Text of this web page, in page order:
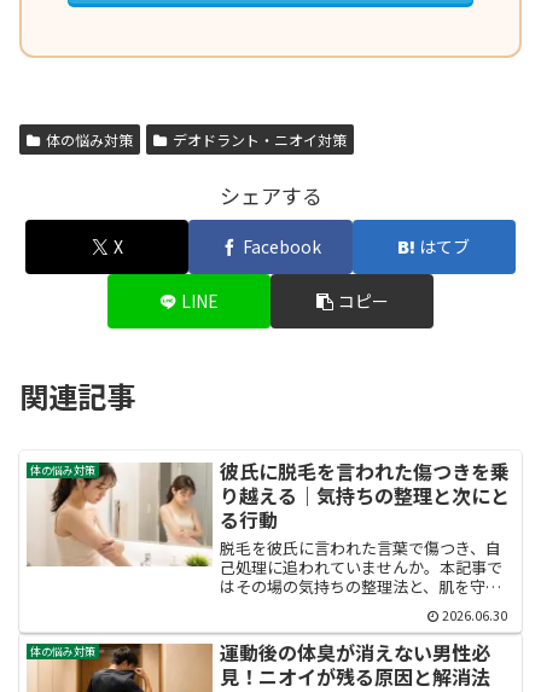
体の悩み対策 デオドラント・ニオイ対策
シェアする
X Facebook はてブ
LINE コピー
関連記事
体の悩み対策
彼氏に脱毛を言われた傷つきを乗
り越える｜気持ちの整理と次にと
る行動
脱毛を彼氏に言われた言葉で傷つき、自
己処理に追われていませんか。本記事で
はその場の気持ちの整理法と、肌を守り
ながら自信を取り戻すための次の一歩を
解説。あなた自身を否定された訳ではな
いことを丁寧に紐解き、前向きな行動に
変えるヒントをお届けします。
2026.06.30
体の悩み対策
運動後の体臭が消えない男性必
見！ニオイが残る原因と解消法